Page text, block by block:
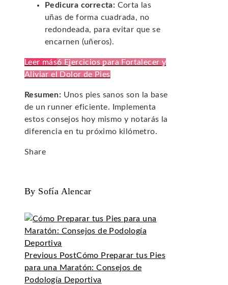
Pedicura correcta: Corta las
uñas de forma cuadrada, no
redondeada, para evitar que se
encarnen (uñeros).
Leer más6 Ejercicios para Fortalecer y
Aliviar el Dolor de Pies
Resumen: Unos pies sanos son la base
de un runner eficiente. Implementa
estos consejos hoy mismo y notarás la
diferencia en tu próximo kilómetro.
Share
By Sofía Alencar
Previous PostCómo Preparar tus Pies
para una Maratón: Consejos de
Podología Deportiva